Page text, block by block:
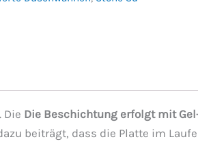
. Die Die Beschichtung erfolgt mit
beiträgt, dass die Platte im